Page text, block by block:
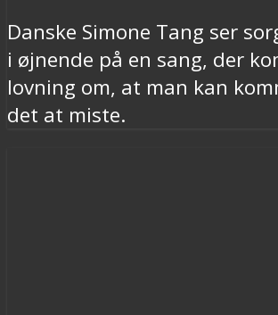
Danske Simone Tang ser
i øjnende på en sang, der
lovning om, at man kan
det at miste.